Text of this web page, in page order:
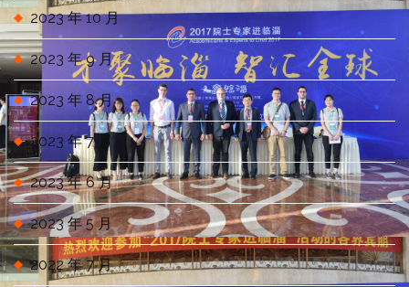
2023 年 10 月
2023 年 9 月
2023 年 8 月
2023 年 7 月
2023 年 6 月
2023 年 5 月
2022 年 7 月